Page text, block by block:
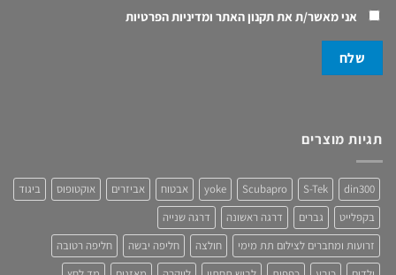
אני מאשר/ת אתתקנון האתר ומדיניות הפרטיות
תגיות מוצרים
din300
S-Tek
Scubapro
yoke אבטוח אביזרים אוקטופוס
ביגוד
בקפלייט
גברים דרגה ראשונה
דרגה שנייה
זרועות ומחברים לצילום תת מימי
חולצה חליפה יבשה
חליפה רטובה